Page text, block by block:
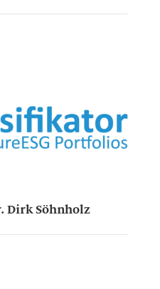
Dirk Söhnholz